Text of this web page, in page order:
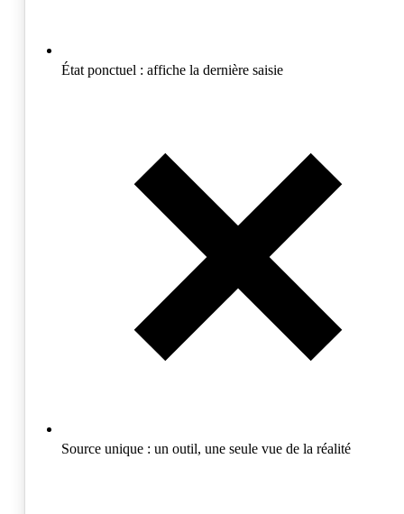
État ponctuel : affiche la dernière saisie
Source unique : un outil, une seule vue de la réalité